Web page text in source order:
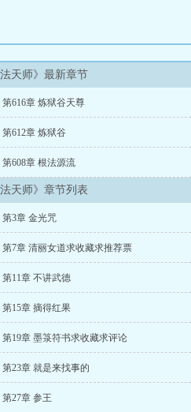
天师》最新章节
第616章 炼狱谷天尊
第612章 炼狱谷
第608章 根法源流
天师》章节列表
第3章 金光咒
第7章 清丽女道求收藏求推荐票
第11章 不讲武德
第15章 摘得红果
第19章 墨箓符书求收藏求评论
第23章 就是来找事的
第27章 参王